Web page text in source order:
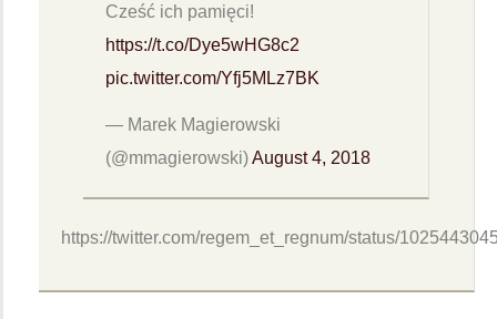
Cześć ich pamięci!
https://t.co/Dye5wHG8c2
pic.twitter.com/Yfj5MLz7BK
— Marek Magierowski
(@mmagierowski)August 4, 2018
https://twitter.com/regem_et_regnum/status/